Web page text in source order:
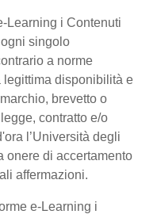
Learning i Contenuti
singolo
a norme
legittima disponibilità e
brevetto o
contratto e/o
l’Università degli
onere di accertamento
affermazioni.
e-Learning i